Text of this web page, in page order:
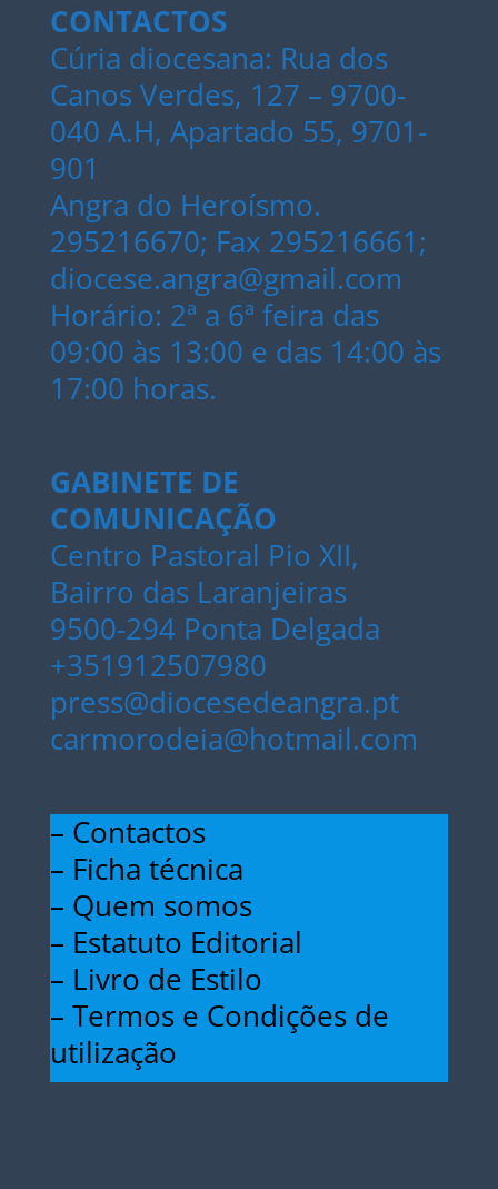
CONTACTOS
Cúria diocesana: Rua dos
Canos Verdes, 127 – 9700-
040 A.H, Apartado 55, 9701-
901
Angra do Heroísmo.
295216670; Fax 295216661;
diocese.angra@gmail.com
Horário: 2ª a 6ª feira das
09:00 às 13:00 e das 14:00 às
17:00 horas.
GABINETE DE
COMUNICAÇÃO
Centro Pastoral Pio XII,
Bairro das Laranjeiras
9500-294 Ponta Delgada
+351912507980
press@diocesedeangra.pt
carmorodeia@hotmail.com
– Contactos
– Ficha técnica
– Quem somos
– Estatuto Editorial
– Livro de Estilo
– Termos e Condições de
utilização